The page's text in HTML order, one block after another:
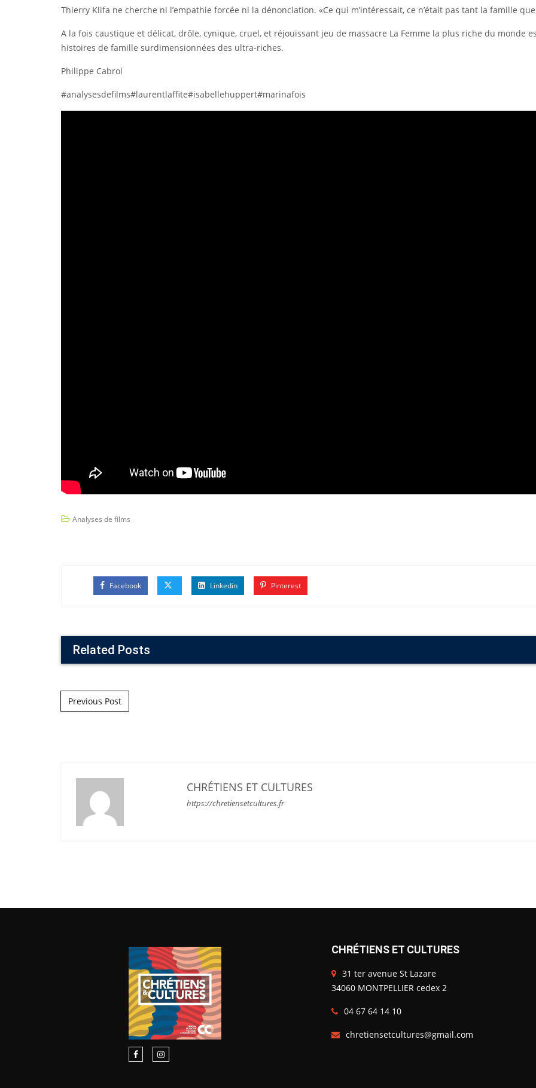
Thierry Klifa ne cherche ni l’empathie forcée ni la dénonciation. «Ce qui m’intéressait, ce n’était pas tant la famille
A la fois caustique et délicat, drôle, cynique, cruel, et réjouissant jeu de massacre La Femme la plus riche du monde
histoires de famille surdimensionnées des ultra-riches.
Philippe Cabrol
#analysesdefilms#laurentlaffite#isabellehuppert#marinafois
Analyses de films
Facebook Linkedin Pinterest
Related Posts
Post navigation
Previous Post
CHRÉTIENS ET CULTURES
https://chretiensetcultures.fr
CHRÉTIENS ET CULTURES
31 ter avenue St Lazare
34060 MONTPELLIER cedex 2
04 67 64 14 10
chretiensetcultures@gmail.com